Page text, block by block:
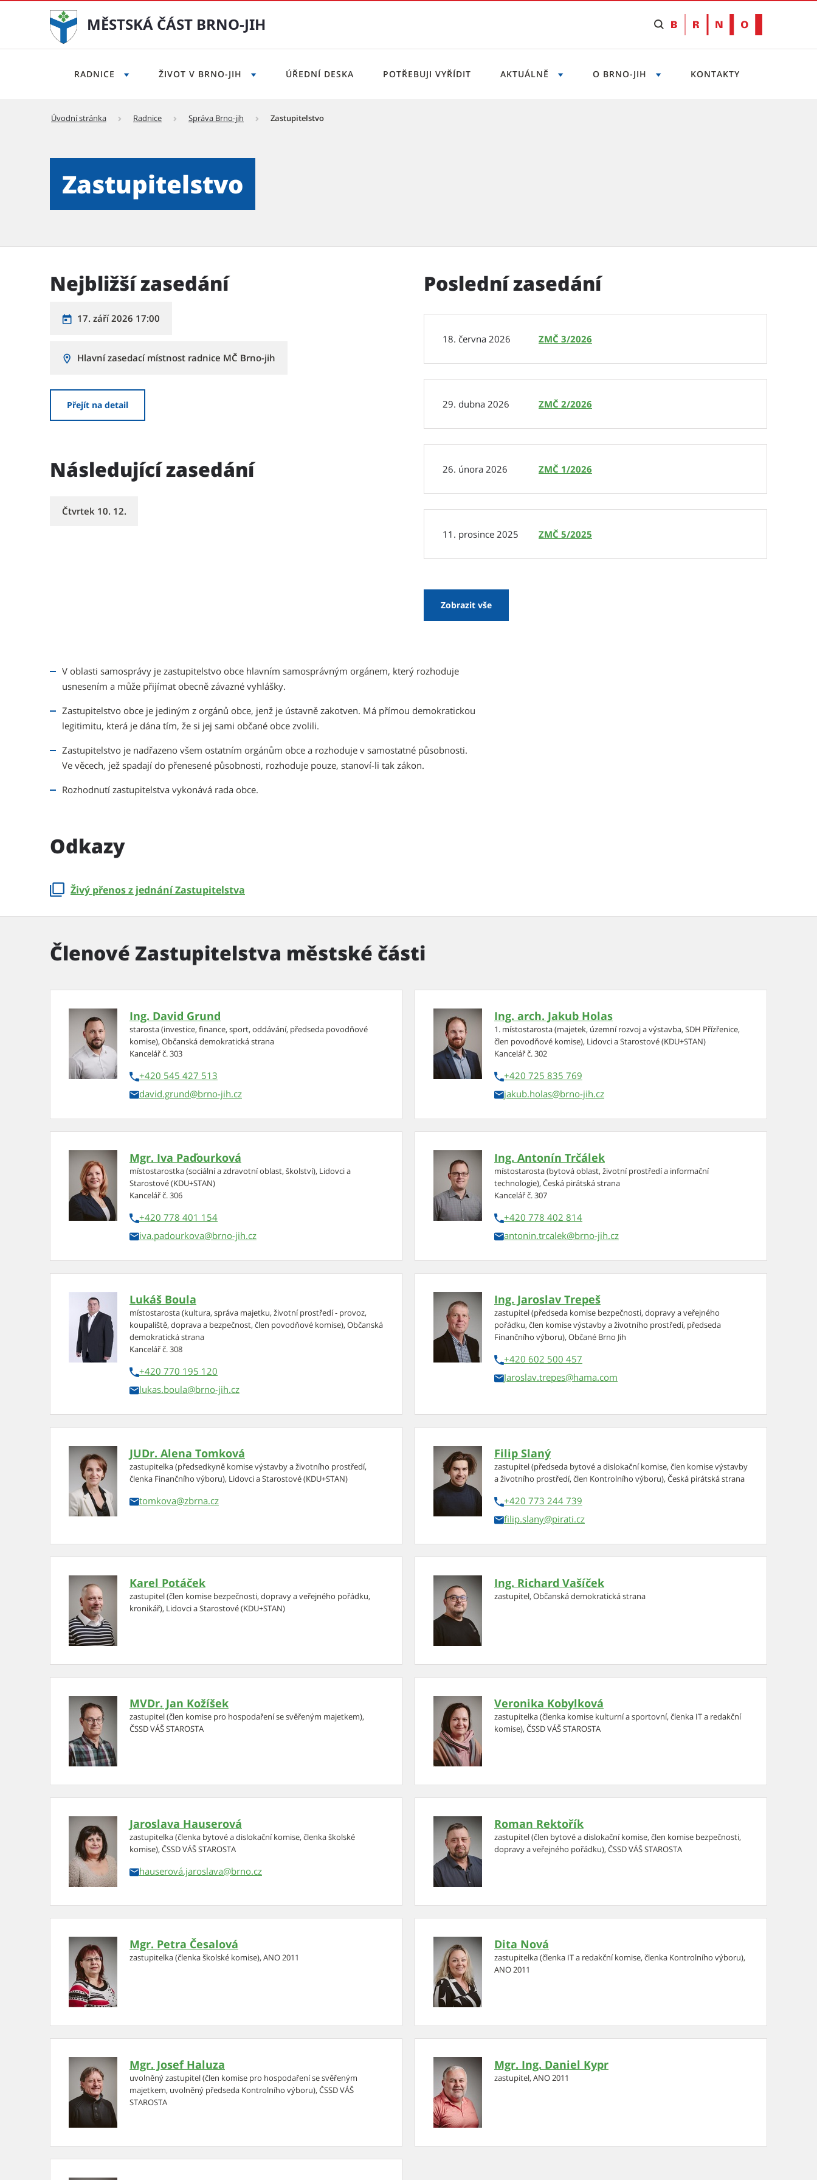
MĚSTSKÁ ČÁST BRNO-JIH
RADNICE ŽIVOT V BRNO-JIH ÚŘEDNÍ DESKA POTŘEBUJI VYŘÍDIT AKTUÁLNĚ O BRNO-JIH KONTAKTY
Úvodní stránka Radnice Správa Brno-jih Zastupitelstvo
Zastupitelstvo
Nejbližší zasedání
17. září 2026 17:00
Hlavní zasedací místnost radnice MČ Brno-jih
Přejít na detail
Následující zasedání
Čtvrtek 10. 12.
Poslední zasedání
18. června 2026 ZMČ 3/2026
29. dubna 2026 ZMČ 2/2026
26. února 2026 ZMČ 1/2026
11. prosince 2025 ZMČ 5/2025
Zobrazit vše
V oblasti samosprávy je zastupitelstvo obce hlavním samosprávným orgánem, který rozhoduje
usnesením a může přijímat obecně závazné vyhlášky.
Zastupitelstvo obce je jediným z orgánů obce, jenž je ústavně zakotven. Má přímou demokratickou
legitimitu, která je dána tím, že si jej sami občané obce zvolili.
Zastupitelstvo je nadřazeno všem ostatním orgánům obce a rozhoduje v samostatné působnosti.
Ve věcech, jež spadají do přenesené působnosti, rozhoduje pouze, stanoví-li tak zákon.
Rozhodnutí zastupitelstva vykonává rada obce.
Odkazy
Živý přenos z jednání Zastupitelstva
Členové Zastupitelstva městské části
Ing. David Grund
starosta (investice, finance, sport, oddávání, předseda povodňové
komise), Občanská demokratická strana
Kancelář č. 303
+420 545 427 513
david.grund
Ing. arch. Jakub Holas
1. místostarosta (majetek, územní rozvoj a výstavba, SDH Přízřenice,
člen povodňové komise), Lidovci a Starostové (KDU+STAN)
Kancelář č. 302
+420 725 835 769
jakub.holas
Mgr. Iva Paďourková
místostarostka (sociální a zdravotní oblast, školství), Lidovci a
Starostové (KDU+STAN)
Kancelář č. 306
+420 778 401 154
iva.padourkova
Ing. Antonín Trčálek
místostarosta (bytová oblast, životní prostředí a informační
technologie), Česká pirátská strana
Kancelář č. 307
+420 778 402 814
antonin.trcalek
Lukáš Boula
místostarosta (kultura, správa majetku, životní prostředí - provoz,
koupaliště, doprava a bezpečnost, člen povodňové komise), Občanská
demokratická strana
Kancelář č. 308
+420 770 195 120
lukas.boula
Ing. Jaroslav Trepeš
zastupitel (předseda komise bezpečnosti, dopravy a veřejného
pořádku, člen komise výstavby a životního prostředí, předseda
Finančního výboru), Občané Brno Jih
+420 602 500 457
Jaroslav.trepes
JUDr. Alena Tomková
zastupitelka (předsedkyně komise výstavby a životního prostředí,
členka Finančního výboru), Lidovci a Starostové (KDU+STAN)
tomkova
Filip Slaný
zastupitel (předseda bytové a dislokační komise, člen komise výstavby
a životního prostředí, člen Kontrolního výboru), Česká pirátská strana
+420 773 244 739
filip.slany
Karel Potáček
zastupitel (člen komise bezpečnosti, dopravy a veřejného pořádku,
kronikář), Lidovci a Starostové (KDU+STAN)
Ing. Richard Vašíček
zastupitel, Občanská demokratická strana
MVDr. Jan Kožíšek
zastupitel (člen komise pro hospodaření se svěřeným majetkem),
ČSSD VÁŠ STAROSTA
Veronika Kobylková
zastupitelka (členka komise kulturní a sportovní, členka IT a redakční
komise), ČSSD VÁŠ STAROSTA
Jaroslava Hauserová
zastupitelka (členka bytové a dislokační komise, členka školské
komise), ČSSD VÁŠ STAROSTA
hauserová.jaroslava
Roman Rektořík
zastupitel (člen bytové a dislokační komise, člen komise bezpečnosti,
dopravy a veřejného pořádku), ČSSD VÁŠ STAROSTA
Mgr. Petra Česalová
zastupitelka (členka školské komise), ANO 2011
Dita Nová
zastupitelka (členka IT a redakční komise, členka Kontrolního výboru),
ANO 2011
Mgr. Josef Haluza
uvolněný zastupitel (člen komise pro hospodaření se svěřeným
majetkem, uvolněný předseda Kontrolního výboru), ČSSD VÁŠ
STAROSTA
Mgr. Ing. Daniel Kypr
zastupitel, ANO 2011